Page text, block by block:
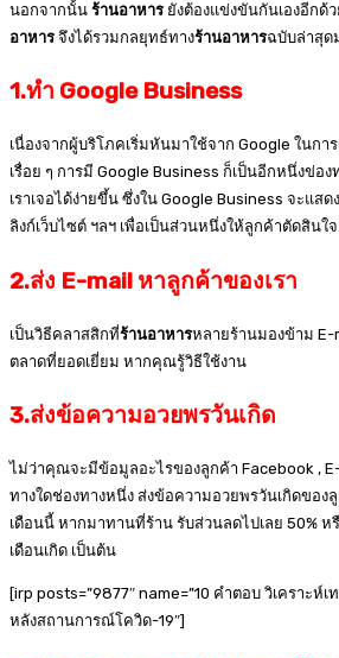
นอกจากนั้น ร้านอาหาร ยังต้องแข่งขันกันเองอีกด้
อาหาร จึงได้รวมกลยุทธ์ทางร้านอาหารฉบับล่าสุด
1.ทำ Google Business
เนื่องจากผู้บริโภคเริ่มหันมาใช้จาก Google ในกา
เรื่อย ๆ การมี Google Business ก็เป็นอีกหนึ่งข่อ
เราเจอได้ง่ายขึ้น ซึ่งใน Google Business จะแ
ลิงก์เว็บไซต์ ฯลฯ เพื่อเป็นส่วนหนึ่งให้ลูกค้าตัดสินใจ
2.ส่ง E-mail หาลูกค้าของเรา
เป็นวิธีคลาสสิกที่ร้านอาหารหลายร้านมองข้าม E-
ตลาดที่ยอดเยี่ยม หากคุณรู้วิธีใช้งาน
3.ส่งข้อความอวยพรวันเกิด
ไม่ว่าคุณจะมีข้อมูลอะไรของลูกค้า Facebook ,
ทางใดช่องทางหนึ่ง ส่งข้อความอวยพรวันเกิดของ
เดือนนี้ หากมาทานที่ร้าน รับส่วนลดไปเลย 50%
เดือนเกิด เป็นต้น
[irp posts=”9877″ name=”10 คำตอบ วิเคราะห์
หลังสถานการณ์โควิด-19″]